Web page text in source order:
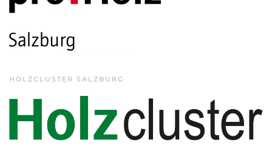
HOLZCLUSTER SALZBURG